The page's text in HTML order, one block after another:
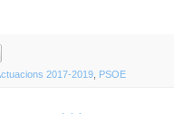
2017-2019 PSOE